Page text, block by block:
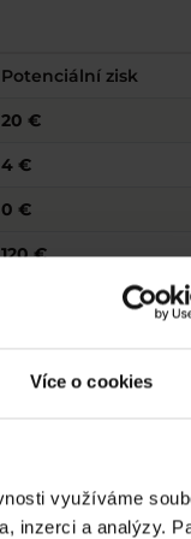
Více o cookies
využíváme
inzerci a analýzy.
Potenciální zisk
20 €
4 €
0 €
120 €
5 €
28 €